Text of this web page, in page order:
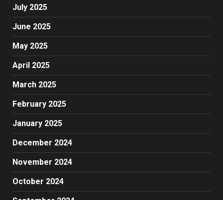
July 2025
June 2025
May 2025
April 2025
March 2025
February 2025
January 2025
December 2024
November 2024
October 2024